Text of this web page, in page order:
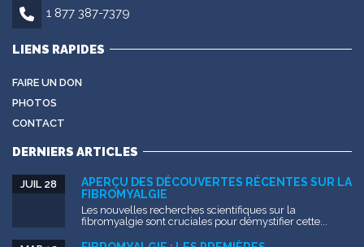
1 877 387-7379
LIENS RAPIDES
FAIRE UN DON
PHOTOS
CONTACT
DERNIERS ARTICLES
APERÇU DES DÉCOUVERTES RÉCENTES SUR LA
FIBROMYALGIE
JUIL 28
Les nouvelles recherches scientifiques sur la
fibromyalgie sont cruciales pour démystifier cette...